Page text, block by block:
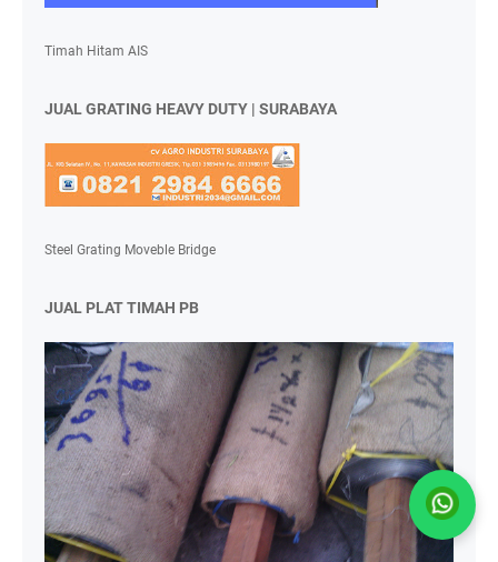
Timah Hitam AIS
JUAL GRATING HEAVY DUTY | SURABAYA
Steel Grating Moveble Bridge
JUAL PLAT TIMAH PB